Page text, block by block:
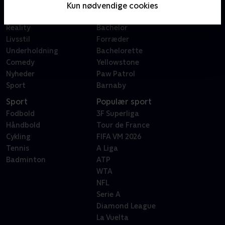
Kun nødvendige cookies
Reality
Livsstil
Underholdning
Comedy
Nyheder
Sport
Sygeplejeskolen
Bachelor
Forræder
Bachelorette
Yellowstone
Paw Patrol
Barnaby
Sport
Fodbold
Håndbold
Cykling
Tennis
Badminton
Populær sport
3F Superliga
Tour de France
FIFA VM 2026
A Liga
ATP
WTA
NFL
Serie A
Diamond League
La Vuelta